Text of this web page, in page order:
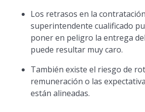
Los retrasos en la
superintendente cualificado
poner en peligro la entrega
puede resultar muy caro.
También existe el riesgo de
remuneración o las
están alineadas.